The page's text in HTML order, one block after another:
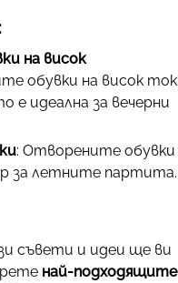
на висок
обувки на висок ток
е идеална за вечерни
: Отворените обувки
за летните партита.
съвети и идеи ще ви
най-подходящите